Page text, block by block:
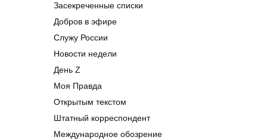
Засекреченные списки
Добров в эфире
Служу России
Новости недели
День Z
Моя Правда
Открытым текстом
Штатный корреспондент
Международное обозрение